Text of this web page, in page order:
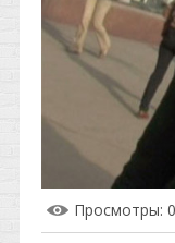
Просмотры: 0